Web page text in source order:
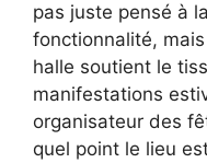
pas juste pensé à
fonctionnalité,
halle soutient le
manifestations
organisateur des
quel point le lieu